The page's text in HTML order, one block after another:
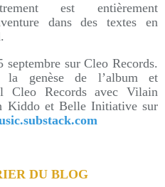
est entièrement
dans des textes en
septembre sur Cleo Records.
la genèse de l’album et
Cleo Records avec Vilain
Kiddo et Belle Initiative sur
DU BLOG